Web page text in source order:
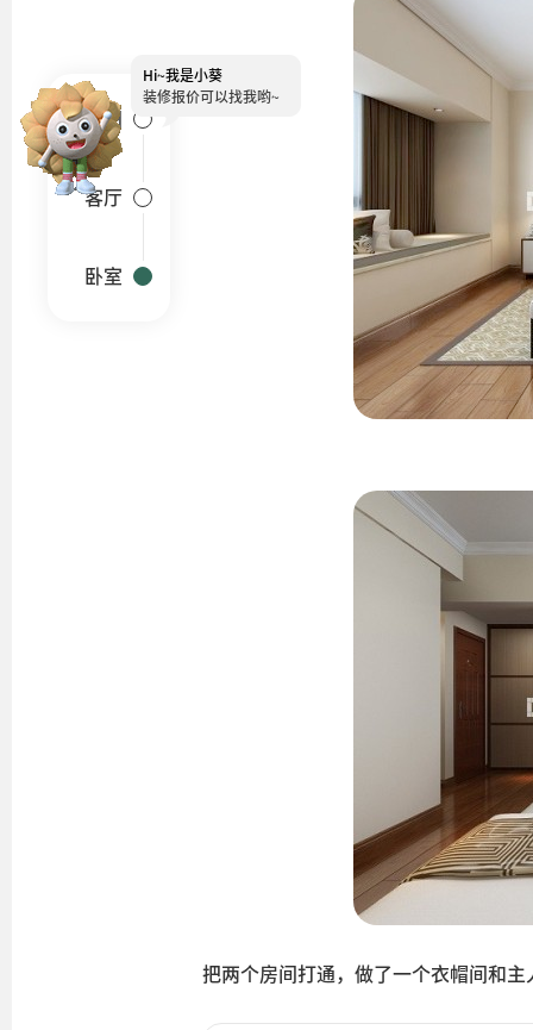
把两个房间打通，做了一个衣帽间和
户型图
客厅
卧室
Hi~我是小葵
装修报价可以找我哟~